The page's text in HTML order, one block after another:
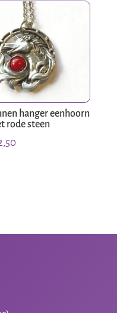
hanger eenhoorn
rode steen